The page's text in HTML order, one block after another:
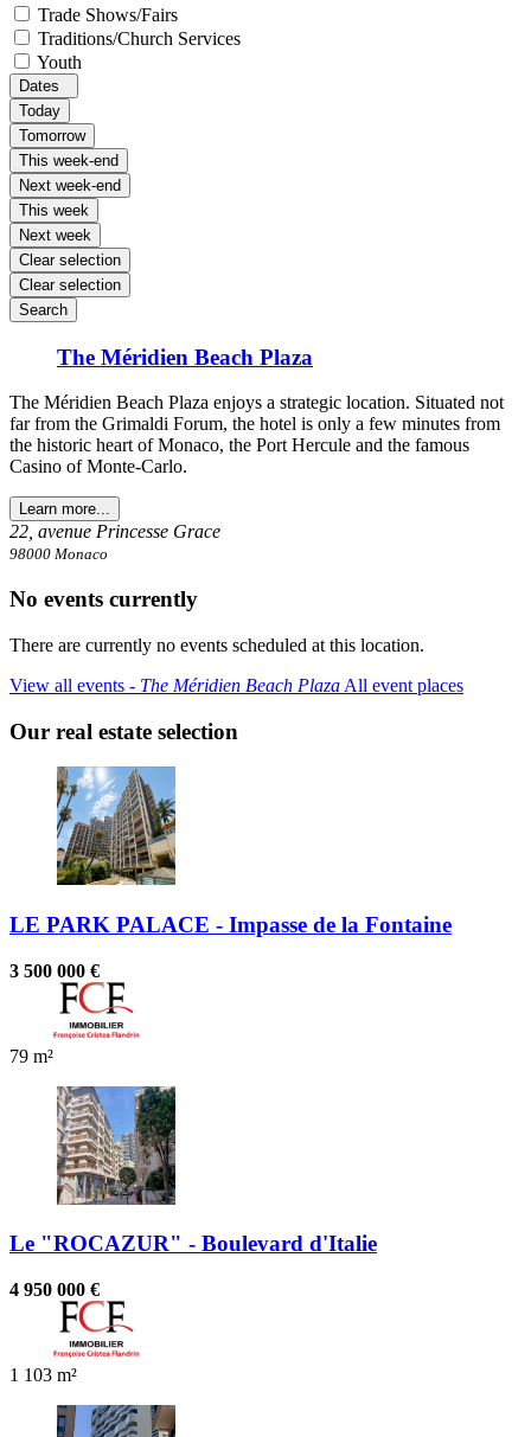
Trade Shows/Fairs
Traditions/Church Services
Youth
Dates
Today
Tomorrow
This week-end
Next week-end
This week
Next week
Clear selection
Clear selection
Search
The Méridien Beach Plaza
The Méridien Beach Plaza enjoys a strategic location. Situated not
far from the Grimaldi Forum, the hotel is only a few minutes from
the historic heart of Monaco, the Port Hercule and the famous
Casino of Monte‑Carlo.
Learn more...
22, avenue Princesse Grace
98000 Monaco
No events currently
There are currently no events scheduled at this location.
View all events ‐ The Méridien Beach Plaza All event places
Our real estate selection
LE PARK PALACE - Impasse de la Fontaine
3 500 000 €
79 m²
Le "ROCAZUR" - Boulevard d'Italie
4 950 000 €
1 103 m²